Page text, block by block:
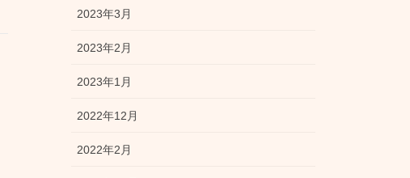
2023年3月
2023年2月
2023年1月
2022年12月
2022年2月